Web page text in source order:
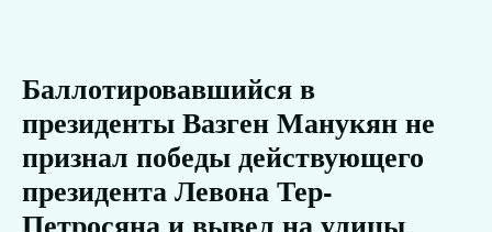
Баллотировавшийся в
президенты Вазген Манукян не
признал победы действующего
президента Левона Тер-